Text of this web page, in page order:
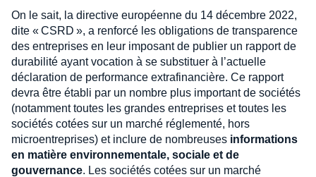
On le sait, la directive européenne du 14 décembre 2022,
dite « CSRD », a renforcé les obligations de transparence
des entreprises en leur imposant de publier un rapport de
durabilité ayant vocation à se substituer à l’actuelle
déclaration de performance extrafinancière. Ce rapport
devra être établi par un nombre plus important de sociétés
(notamment toutes les grandes entreprises et toutes les
sociétés cotées sur un marché réglementé, hors
microentreprises) et inclure de nombreuses informations
en matière environnementale, sociale et de
gouvernance. Les sociétés cotées sur un marché